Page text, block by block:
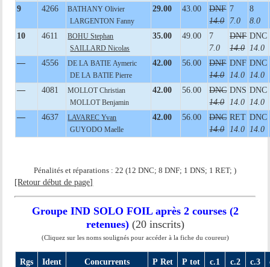
9
4266
BATHANY Olivier
LARGENTON Fanny
29.00 43.00
DNF
14.0
7
7.0
8
8.0
10
4611
BOHU Stephan
SAILLARD Nicolas
35.00 49.00
7
7.0
DNF
14.0
DNC
14.0
—
4556
DE LA BATIE Aymeric
DE LA BATIE Pierre
42.00 56.00
DNF
14.0
DNF
14.0
DNC
14.0
—
4081
MOLLOT Christian
MOLLOT Benjamin
42.00 56.00
DNC
14.0
DNS
14.0
DNC
14.0
—
4637
LAVAREC Yvan
GUYODO Maelle
42.00 56.00
DNC
14.0
RET
14.0
DNC
14.0
Pénalités et réparations : 22 (12 DNC; 8 DNF; 1 DNS; 1 RET; )
[Retour début de page]
Groupe IND SOLO FOIL après 2 courses (2
retenues)(20 inscrits)
(Cliquez sur les noms soulignés pour accéder à la fiche du coureur)
Rgs Ident Concurrents P Ret P tot c.1 c.2 c.3